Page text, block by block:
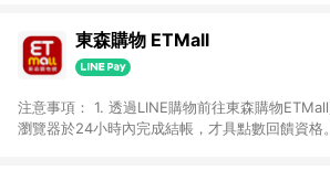
東森購物 ETMall
注意事項： 1. 透過LINE購物前往東森購物
瀏覽器於24小時內完成結帳，才具點數回饋資格